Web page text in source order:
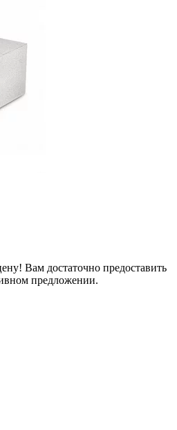
Вам достаточно предоставить
предложении.